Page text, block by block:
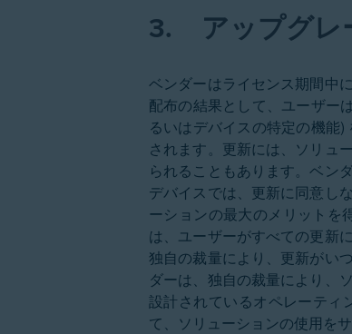
3. アップグレ
ベンダーはライセンス期間中
配布の結果として、ユーザー
るいはデバイスの特定の機能
されます。更新には、ソリュ
られることもあります。ベン
デバイスでは、更新に同意し
ーションの最大のメリットを
は、ユーザーがすべての更新
独自の裁量により、更新がい
ダーは、独自の裁量により、
設計されているオペレーティ
て、ソリューションの使用を